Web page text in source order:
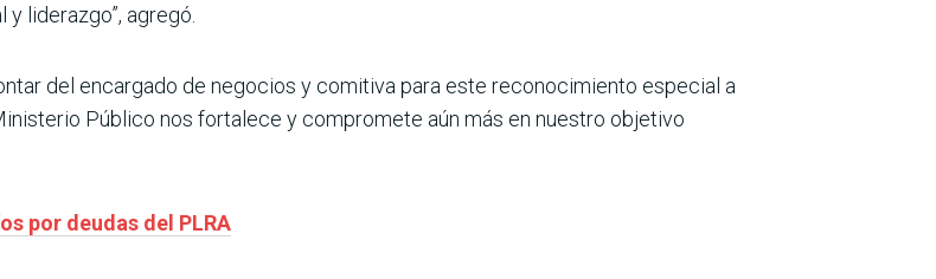
liderazgo”, agregó.
del encargado de negocios y comitiva para este reconocimiento especial a
Público nos fortalece y compromete aún más en nuestro objetivo
por deudas del PLRA